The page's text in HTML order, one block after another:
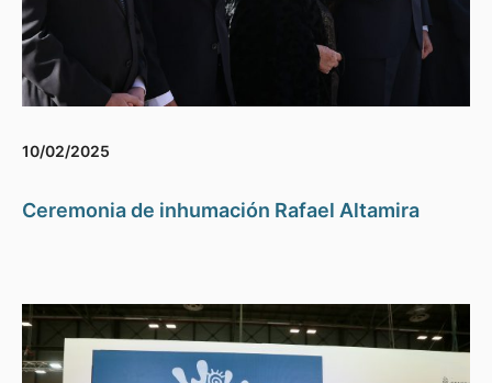
10/02/2025
Ceremonia de inhumación Rafael Altamira